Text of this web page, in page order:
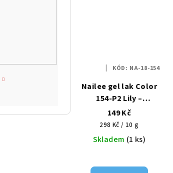
Nailee gel lak Color
154-P2 Lily –
Sametová lilie HEMA
Free 6g
149 Kč
Měrná
cena:
298 Kč / 10 g
Skladem (1 ks)
KÓD: NA-18-154